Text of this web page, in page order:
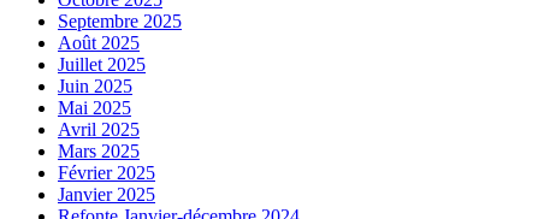
Septembre 2025
Août 2025
Juillet 2025
Juin 2025
Mai 2025
Avril 2025
Mars 2025
Février 2025
Janvier 2025